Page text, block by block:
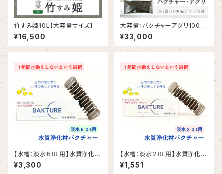
竹すみ姫10L【大容量サイズ】
¥16,500
大容量：バクチャーアグリ1000
ml【業務用】
¥33,000
【水槽：淡水６０L用】水質浄化材
バクチャー
¥3,300
【水槽：淡水２０L用】水質浄化材
バクチャー
¥1,551